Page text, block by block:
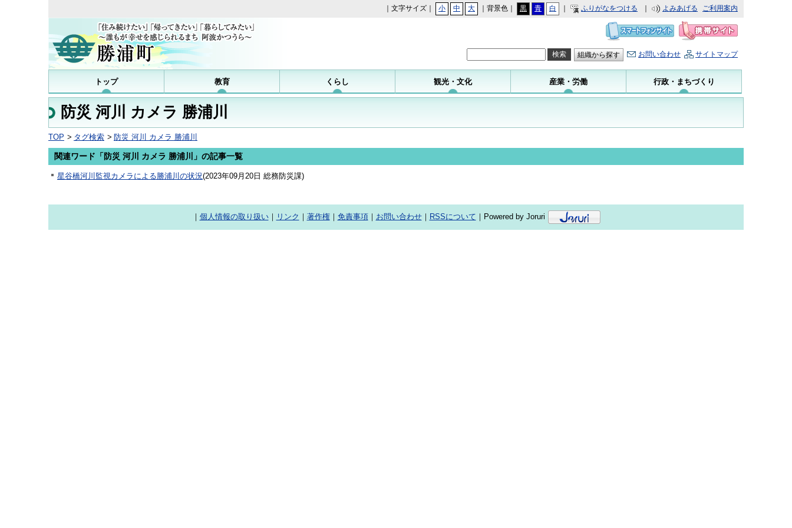
｜文字サイズ｜ 小 中 大 ｜背景色｜ 黒 青 白 ふりがなをつける よみあげる ご利用案内
組織から探す お問い合わせ サイトマップ
トップ 教育 くらし 観光・文化 産業・労働 行政・まちづくり
防災 河川 カメラ 勝浦川
TOP タグ検索 防災 河川 カメラ 勝浦川
関連ワード「防災 河川 カメラ 勝浦川」の記事一覧
星谷橋河川監視カメラによる勝浦川の状況(2023年09月20日 総務防災課)
｜ 個人情報の取り扱い｜ リンク ｜ 著作権｜ 免責事項｜ お問い合わせ｜ RSSについて ｜Powered by Joruri